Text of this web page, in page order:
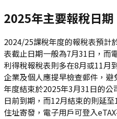
2025年主要報稅日期
2024/25課稅年度的報稅表預計
表截止日期一般為7月31日，而
利得稅報稅表則多在8月或11月
企業及個人應提早檢查郵件，
年度結束於2025年3月31日的
日前到期，而12月結束的則延
住址寄發，電子用戶可登入